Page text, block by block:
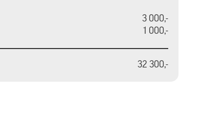
3 000,-
1 000,-
32 300,-